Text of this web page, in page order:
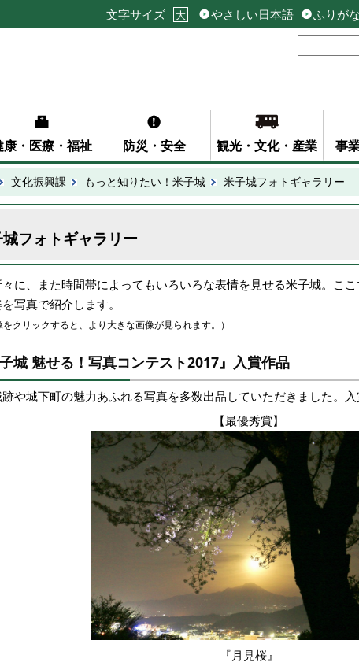
文字サイズ 大 やさしい日本語 ふりが
康・医療・福祉 防災・安全 観光・文化・産業 事
文化振興課 もっと知りたい！米子城 米子城フォトギャラリー
フォトギャラリー
に、また時間帯によってもいろいろな表情を見せる米子城。こ
写真で紹介します。
をクリックすると、より大きな画像が見られます。）
子城 魅せる！写真コンテスト2017』入賞作品
や城下町の魅力あふれる写真を多数出品していただきました。入
【最優秀賞】
『月見桜』